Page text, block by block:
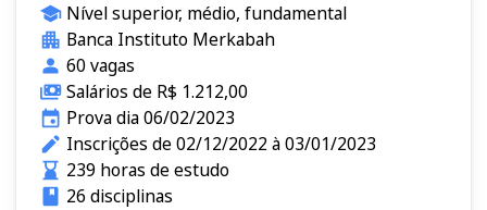
Nível superior, médio, fundamental
Banca Instituto Merkabah
60 vagas
Salários de R$ 1.212,00
Prova dia 06/02/2023
Inscrições de 02/12/2022 à 03/01/2023
239 horas de estudo
26 disciplinas